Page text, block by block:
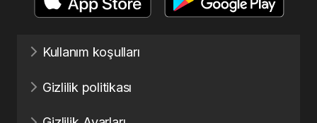
Kullanım koşulları
Gizlilik politikası